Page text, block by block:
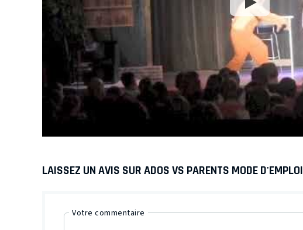
LAISSEZ UN AVIS SUR ADOS VS PARENTS MODE D'EMPLOI
Votre commentaire